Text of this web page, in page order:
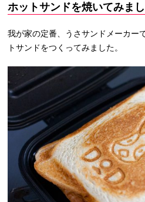
ホットサンドを焼いてみまし
我が家の定番、うさサンドメーカー
トサンドをつくってみました。